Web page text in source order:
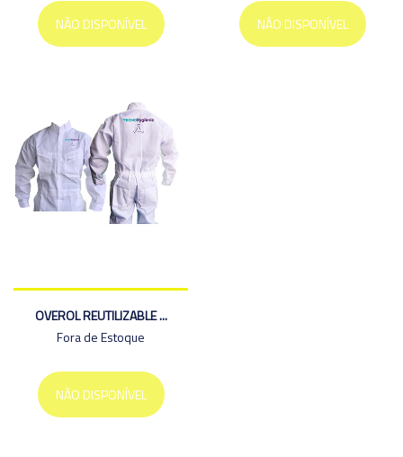
NÃO DISPONÍVEL NÃO DISPONÍVEL
OVEROL REUTILIZABLE ...
Fora de Estoque
NÃO DISPONÍVEL